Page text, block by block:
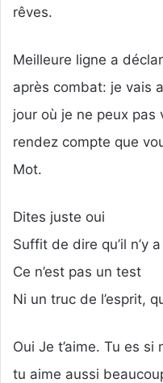
rêves.
Meilleure ligne a
après combat: je vais
jour où je ne peux pas
rendez compte que
Mot.
Dites juste oui
Suffit de dire qu’il n’y
Ce n’est pas un test
Ni un truc de l’esprit,
Oui Je t’aime. Tu es
tu aime aussi